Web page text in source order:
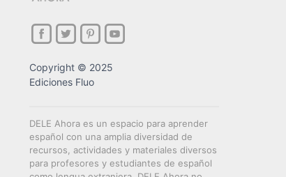
Copyright © 2025
Ediciones Fluo
DELE Ahora es un espacio para aprender
español con una amplia diversidad de
recursos, actividades y materiales diversos
para profesores y estudiantes de español